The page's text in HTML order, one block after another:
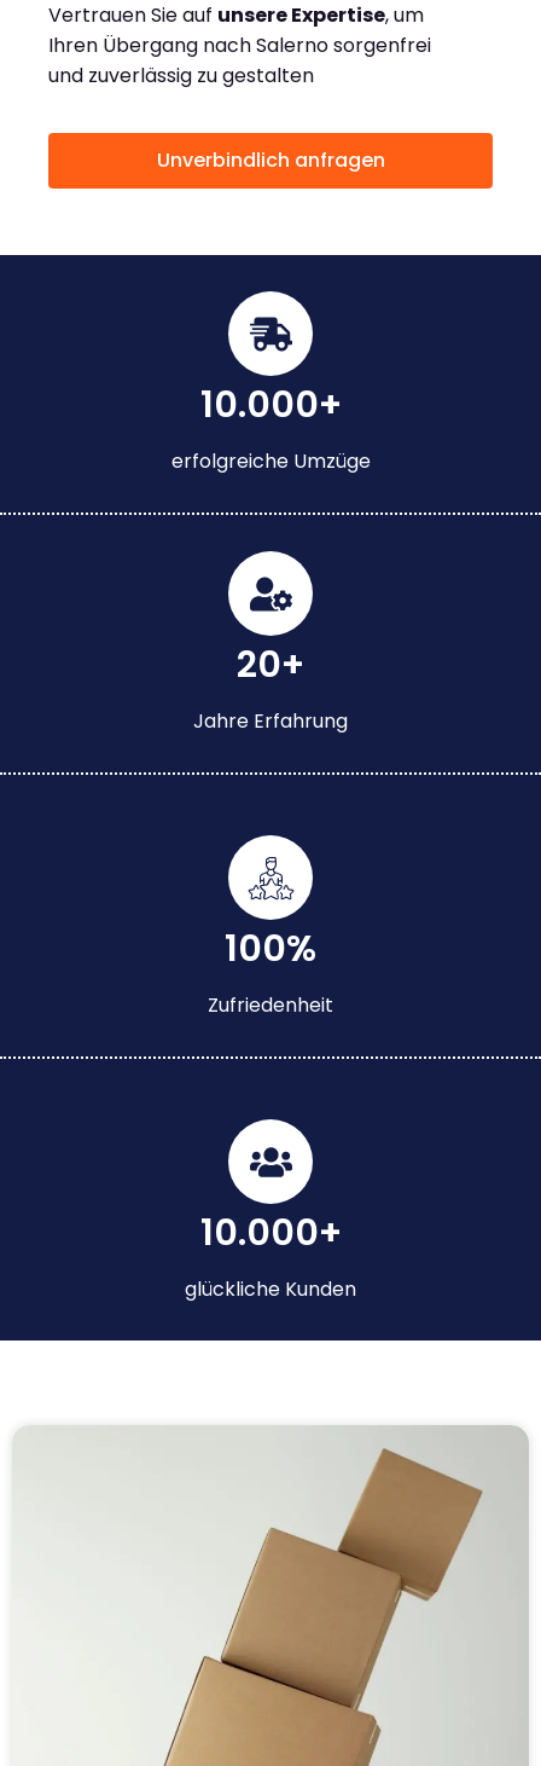
Vertrauen Sie auf unsere Expertise, um
Ihren Übergang nach Salerno sorgenfrei
und zuverlässig zu gestalten
Unverbindlich anfragen
10.000+
erfolgreiche Umzüge
20+
Jahre Erfahrung
100%
Zufriedenheit
10.000+
glückliche Kunden